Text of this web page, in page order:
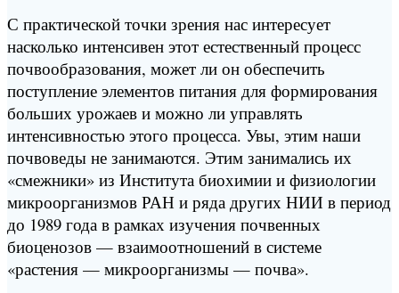
С практической точки зрения нас интересует
насколько интенсивен этот естественный процесс
почвообразования, может ли он обеспечить
поступление элементов питания для формирования
больших урожаев и можно ли управлять
интенсивностью этого процесса. Увы, этим наши
почвоведы не занимаются. Этим занимались их
«смежники» из Института биохимии и физиологии
микроорганизмов РАН и ряда других НИИ в период
до 1989 года в рамках изучения почвенных
биоценозов — взаимоотношений в системе
«растения — микроорганизмы — почва».